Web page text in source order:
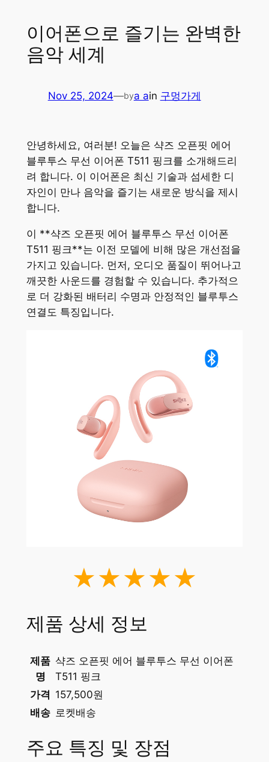
이어폰으로 즐기는 완벽한
음악 세계
Nov 25, 2024—bya ain 구멍가게
안녕하세요, 여러분! 오늘은 샥즈 오픈핏 에어
블루투스 무선 이어폰 T511 핑크를 소개해드리
려 합니다. 이 이어폰은 최신 기술과 섬세한 디
자인이 만나 음악을 즐기는 새로운 방식을 제시
합니다.
이 **샥즈 오픈핏 에어 블루투스 무선 이어폰
T511 핑크**는 이전 모델에 비해 많은 개선점을
가지고 있습니다. 먼저, 오디오 품질이 뛰어나고
깨끗한 사운드를 경험할 수 있습니다. 추가적으
로 더 강화된 배터리 수명과 안정적인 블루투스
연결도 특징입니다.
★★★★★
제품 상세 정보
제품
명
샥즈 오픈핏 에어 블루투스 무선 이어폰
T511 핑크
가격 157,500원
배송 로켓배송
주요 특징 및 장점